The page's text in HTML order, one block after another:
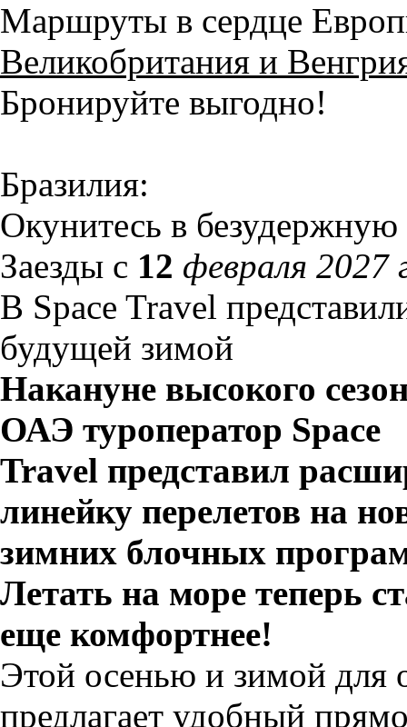
Маршруты в сердце
Великобритания и
Бронируйте выгодно!
Бразилия:
Окунитесь в
Заезды с 12 февраля 2027
В Space Travel
будущей зимой
Накануне высокого
ОАЭ туроператор Space
Travel представил
линейку перелетов на
зимних блочных
Летать на море теперь
еще комфортнее!
Этой осенью и зимой
предлагает удобный